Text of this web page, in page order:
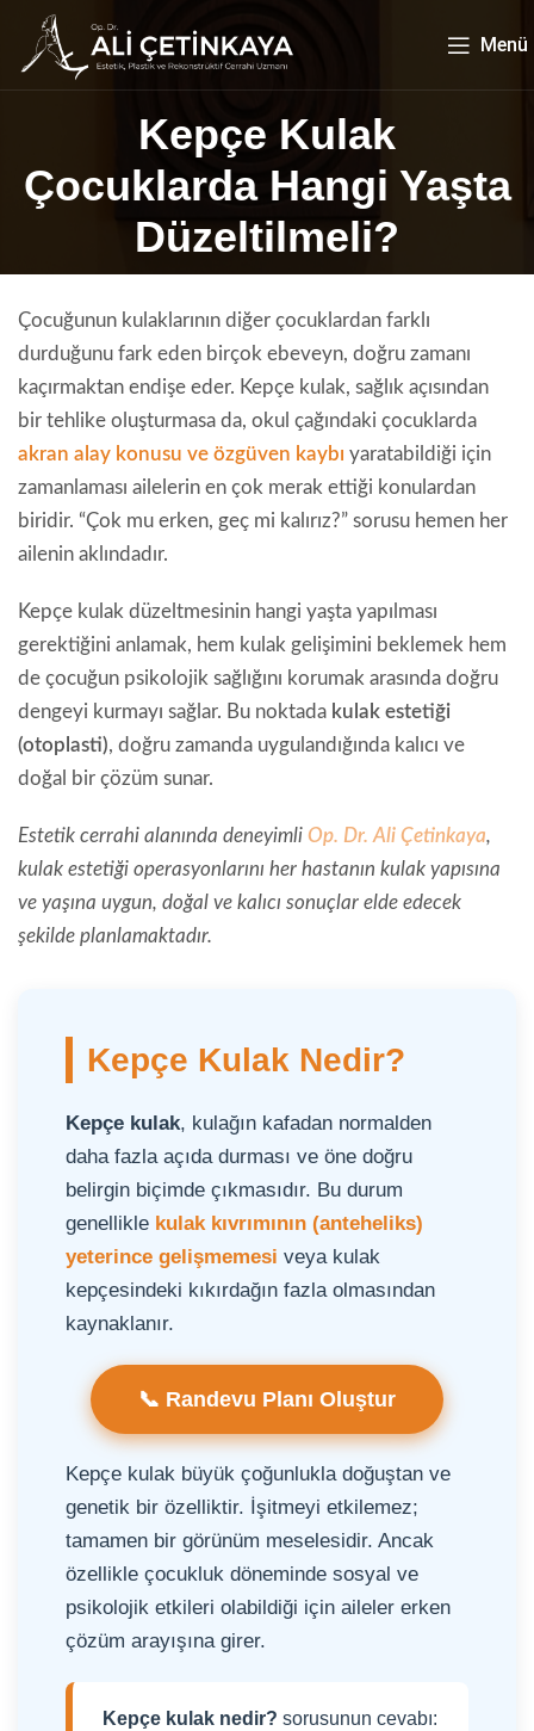
Menü
Kepçe Kulak
Çocuklarda Hangi Yaşta
Düzeltilmeli?
Çocuğunun kulaklarının diğer çocuklardan farklı
durduğunu fark eden birçok ebeveyn, doğru zamanı
kaçırmaktan endişe eder. Kepçe kulak, sağlık açısından
bir tehlike oluşturmasa da, okul çağındaki çocuklarda
akran alay konusu ve özgüven kaybı yaratabildiği için
zamanlaması ailelerin en çok merak ettiği konulardan
biridir. “Çok mu erken, geç mi kalırız?” sorusu hemen her
ailenin aklındadır.
Kepçe kulak düzeltmesinin hangi yaşta yapılması
gerektiğini anlamak, hem kulak gelişimini beklemek hem
de çocuğun psikolojik sağlığını korumak arasında doğru
dengeyi kurmayı sağlar. Bu noktada kulak estetiği
(otoplasti), doğru zamanda uygulandığında kalıcı ve
doğal bir çözüm sunar.
Estetik cerrahi alanında deneyimli Op. Dr. Ali Çetinkaya,
kulak estetiği operasyonlarını her hastanın kulak yapısına
ve yaşına uygun, doğal ve kalıcı sonuçlar elde edecek
şekilde planlamaktadır.
Kepçe Kulak Nedir?
Kepçe kulak, kulağın kafadan normalden
daha fazla açıda durması ve öne doğru
belirgin biçimde çıkmasıdır. Bu durum
genellikle kulak kıvrımının (anteheliks)
yeterince gelişmemesi veya kulak
kepçesindeki kıkırdağın fazla olmasından
kaynaklanır.
📞 Randevu Planı Oluştur
Kepçe kulak büyük çoğunlukla doğuştan ve
genetik bir özelliktir. İşitmeyi etkilemez;
tamamen bir görünüm meselesidir. Ancak
özellikle çocukluk döneminde sosyal ve
psikolojik etkileri olabildiği için aileler erken
çözüm arayışına girer.
Kepçe kulak nedir? sorusunun cevabı: